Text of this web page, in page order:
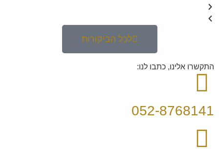
לכל הביקורות
התקשרו אלינו, כתבו לנו:
052-8768141